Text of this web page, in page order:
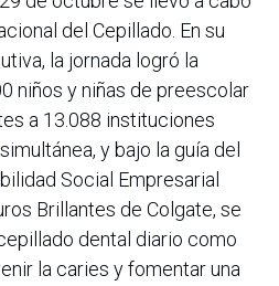
del Cepillado. En su
la jornada logró la
niños y niñas de preescolar
a 13.088 instituciones
y bajo la guía del
Social Empresarial
Brillantes de Colgate, se
dental diario como
la caries y fomentar una